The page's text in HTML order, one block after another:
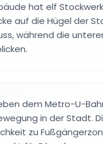
hat elf
auf die Hügel der
während die
dem Metro-U-
in der Stadt.
zu